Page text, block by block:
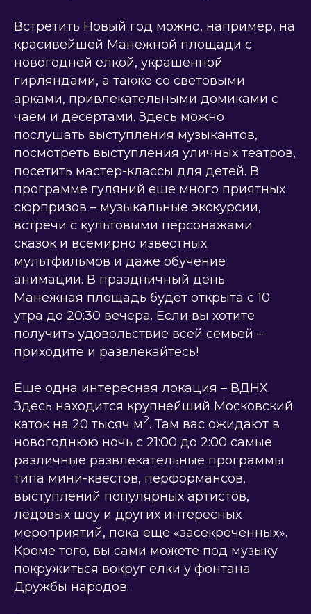
Встретить Новый год можно, например, на
красивейшей Манежной площади с
новогодней елкой, украшенной
гирляндами, а также со световыми
арками, привлекательными домиками с
чаем и десертами. Здесь можно
послушать выступления музыкантов,
посмотреть выступления уличных театров,
посетить мастер-классы для детей. В
программе гуляний еще много приятных
сюрпризов – музыкальные экскурсии,
встречи с культовыми персонажами
сказок и всемирно известных
мультфильмов и даже обучение
анимации. В праздничный день
Манежная площадь будет открыта с 10
утра до 20:30 вечера. Если вы хотите
получить удовольствие всей семьей –
приходите и развлекайтесь!
Еще одна интересная локация – ВДНХ.
Здесь находится крупнейший Московский
каток на 20 тысяч м2. Там вас ожидают в
новогоднюю ночь с 21:00 до 2:00 самые
различные развлекательные программы
типа мини-квестов, перформансов,
выступлений популярных артистов,
ледовых шоу и других интересных
мероприятий, пока еще «засекреченных».
Кроме того, вы сами можете под музыку
покружиться вокруг елки у фонтана
Дружбы народов.